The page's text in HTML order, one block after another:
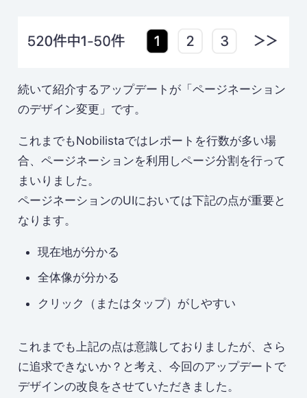
続いて紹介するアップデートが「ページネーション
のデザイン変更」です。
これまでもNobilistaではレポートを行数が多い場
合、ページネーションを利用しページ分割を行って
まいりました。
ページネーションのUIにおいては下記の点が重要と
なります。
現在地が分かる
全体像が分かる
クリック（またはタップ）がしやすい
これまでも上記の点は意識しておりましたが、さら
に追求できないか？と考え、今回のアップデートで
デザインの改良をさせていただきました。